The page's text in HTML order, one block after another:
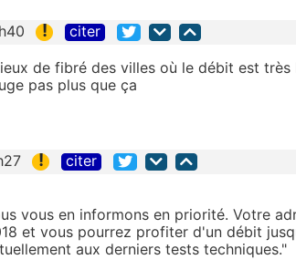
! citer
de fibré des villes où le débit est très
pas plus que ça
! citer
vous en informons en priorité. Votre
et vous pourrez profiter d'un débit
aux derniers tests techniques."